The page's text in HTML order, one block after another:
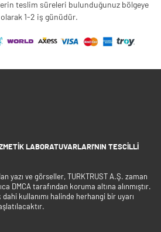
teslim süreleri bulunduğunuz bölgeye
olarak 1-2 iş günüdür.
LABORATUVARLARI'NIN TESCILLI
yazı ve görseller, TURKTRUST A.Ş. zaman
DMCA tarafından koruma altına alınmıştır.
kullanımı halinde herhangi bir uyarı